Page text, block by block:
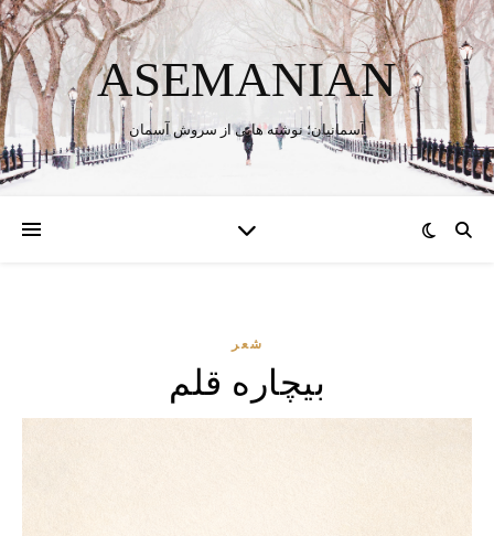
ASEMANIAN
آسمانیان؛ نوشته هایی از سروش آسمان
شعر
بیچاره قلم